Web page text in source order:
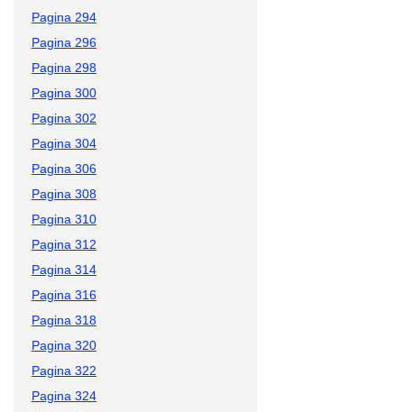
Pagina 294
Pagina 296
Pagina 298
Pagina 300
Pagina 302
Pagina 304
Pagina 306
Pagina 308
Pagina 310
Pagina 312
Pagina 314
Pagina 316
Pagina 318
Pagina 320
Pagina 322
Pagina 324